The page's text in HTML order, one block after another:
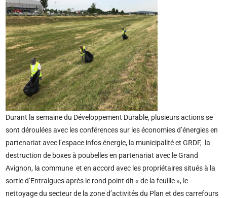
Durant la semaine du Développement Durable, plusieurs actions se
sont déroulées avec les conférences sur les économies d’énergies en
partenariat avec l’espace infos énergie, la municipalité et GRDF, la
destruction de boxes à poubelles en partenariat avec le Grand
Avignon, la commune et en accord avec les propriétaires situés à la
sortie d’Entraigues après le rond point dit « de la feuille », le
nettoyage du secteur de la zone d’activités du Plan et des carrefours